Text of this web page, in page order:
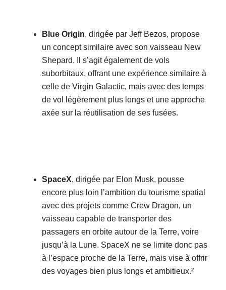
Blue Origin, dirigée par Jeff Bezos, propose
un concept similaire avec son vaisseau New
Shepard. Il s’agit également de vols
suborbitaux, offrant une expérience similaire à
celle de Virgin Galactic, mais avec des temps
de vol légèrement plus longs et une approche
axée sur la réutilisation de ses fusées.
SpaceX, dirigée par Elon Musk, pousse
encore plus loin l’ambition du tourisme spatial
avec des projets comme Crew Dragon, un
vaisseau capable de transporter des
passagers en orbite autour de la Terre, voire
jusqu’à la Lune. SpaceX ne se limite donc pas
à l’espace proche de la Terre, mais vise à offrir
des voyages bien plus longs et ambitieux.²